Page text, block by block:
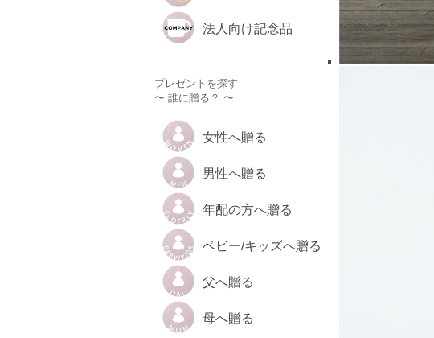
法人向け記念品
プレゼントを探す
〜 誰に贈る？ 〜
女性へ贈る
男性へ贈る
年配の方へ贈る
ベビー/キッズへ贈る
父へ贈る
母へ贈る